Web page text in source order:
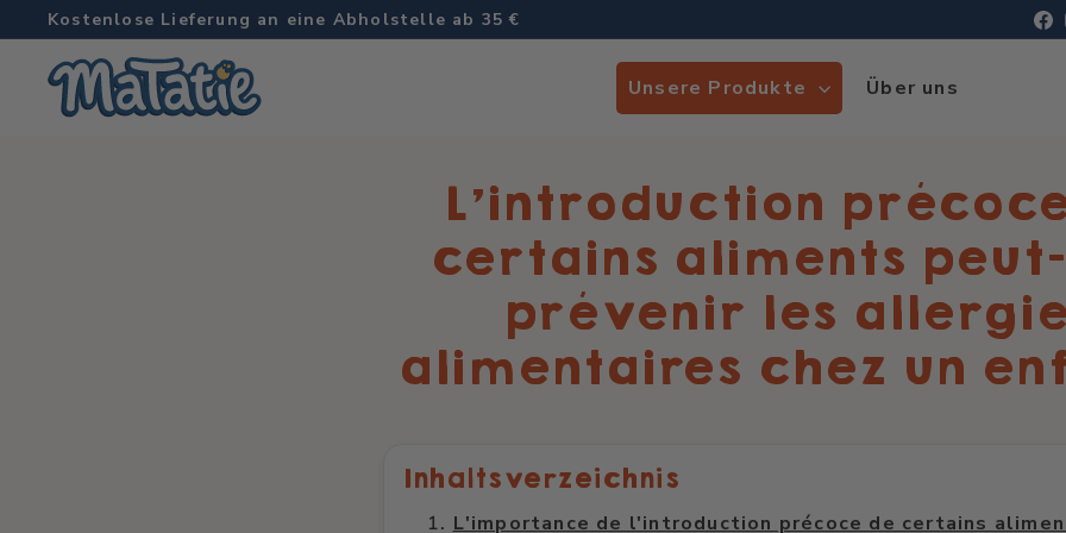
Weiter
zum
Inhalt
Diashow
Pause
Kostenlose Lieferung an eine Abholstelle ab 35 €
M
a
Unsere Produkte Über uns
L’introduction
certains aliments
prévenir les
alimentaires chez un
Inhaltsverzeichnis
L'importance de l'introduction précoce de certains